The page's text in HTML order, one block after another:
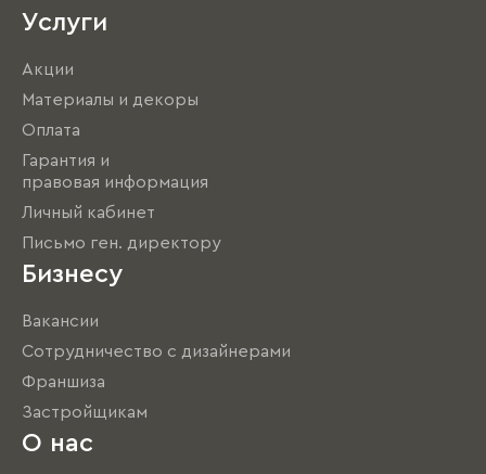
Услуги
Акции
Материалы и декоры
Оплата
Гарантия и
правовая информация
Личный кабинет
Письмо ген. директору
Бизнесу
Вакансии
Сотрудничество с дизайнерами
Франшиза
Застройщикам
О нас